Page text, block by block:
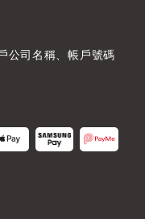
公司名稱、帳戶號碼